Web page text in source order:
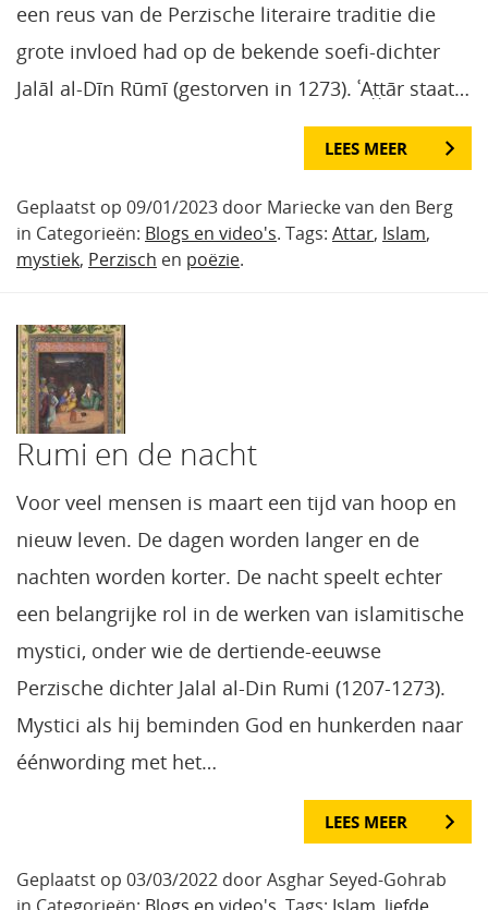
een reus van de Perzische literaire traditie die
grote invloed had op de bekende soefi-dichter
Jalāl al-Dīn Rūmī (gestorven in 1273). ʿAṭṭār staat…
LEES MEER
Geplaatst op 09/01/2023 door Mariecke van den Berg
in Categorieën: Blogs en video's. Tags: Attar, Islam,
mystiek, Perzisch en poëzie.
Rumi en de nacht
Voor veel mensen is maart een tijd van hoop en
nieuw leven. De dagen worden langer en de
nachten worden korter. De nacht speelt echter
een belangrijke rol in de werken van islamitische
mystici, onder wie de dertiende-eeuwse
Perzische dichter Jalal al-Din Rumi (1207-1273).
Mystici als hij beminden God en hunkerden naar
éénwording met het…
LEES MEER
Geplaatst op 03/03/2022 door Asghar Seyed-Gohrab